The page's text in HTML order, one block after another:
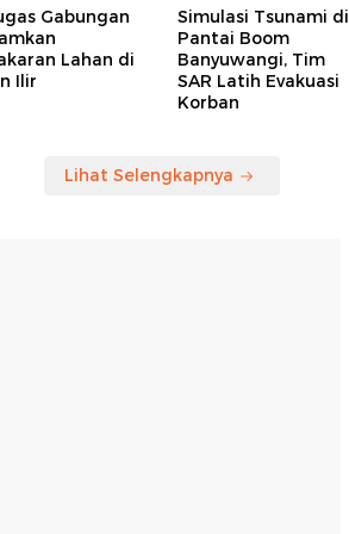
Gabungan
Lahan di
Ilir
Simulasi Tsunami di
Pantai Boom
Banyuwangi, Tim
SAR Latih Evakuasi
Korban
Lihat Selengkapnya